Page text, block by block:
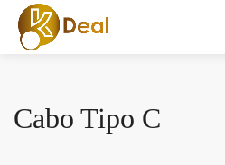
Cabo Tipo C